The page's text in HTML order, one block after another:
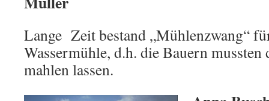
Lange Zeit bestand „Mühlenzwang“
Wassermühle, d.h. die Bauern
mahlen lassen.